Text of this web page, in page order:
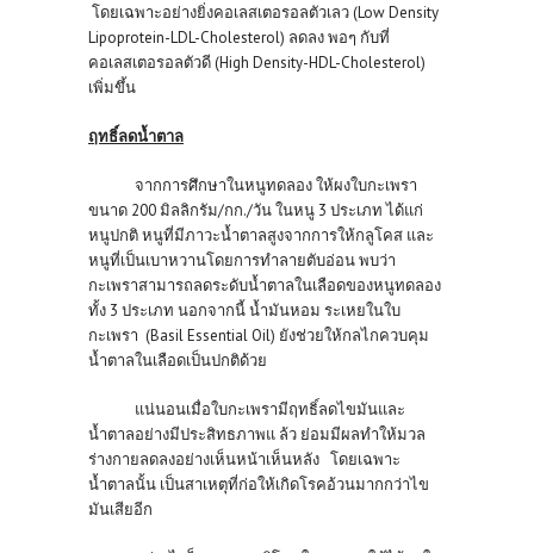
โดยเฉพาะอย่างยิ่งคอเลสเตอรอลตัวเลว (Low Density
Lipoprotein-LDL-Cholesterol) ลดลง พอๆ กับที่
คอเลสเตอรอลตัวดี (High Density-HDL-Cholesterol)
เพิ่มขึ้น
ฤทธิ์ลดน้ำตาล
จากการศึกษาในหนูทดลอง ให้ผงใบกะเพรา
ขนาด 200 มิลลิกรัม/กก./วัน ในหนู 3 ประเภท ได้แก่
หนูปกติ หนูที่มีภาวะน้ำตาลสูงจากการให้กลูโคส และ
หนูที่เป็นเบาหวานโดยการทำลายตับอ่อน พบว่า
กะเพราสามารถลดระดับน้ำตาลในเลือดของหนูทดลอง
ทั้ง 3 ประเภท นอกจากนี้ น้ำมันหอม ระเหยในใบ
กะเพรา (Basil Essential Oil) ยังช่วยให้กลไกควบคุม
น้ำตาลในเลือดเป็นปกติด้วย
แน่นอนเมื่อใบกะเพรามีฤทธิ์ลดไขมันและ
น้ำตาลอย่างมีประสิทธภาพแ ล้ว ย่อมมีผลทำให้มวล
ร่างกายลดลงอย่างเห็นหน้าเห็นหลัง โดยเฉพาะ
น้ำตาลนั้น เป็นสาเหตุที่ก่อให้เกิดโรคอ้วนมากกว่าไข
มันเสียอีก